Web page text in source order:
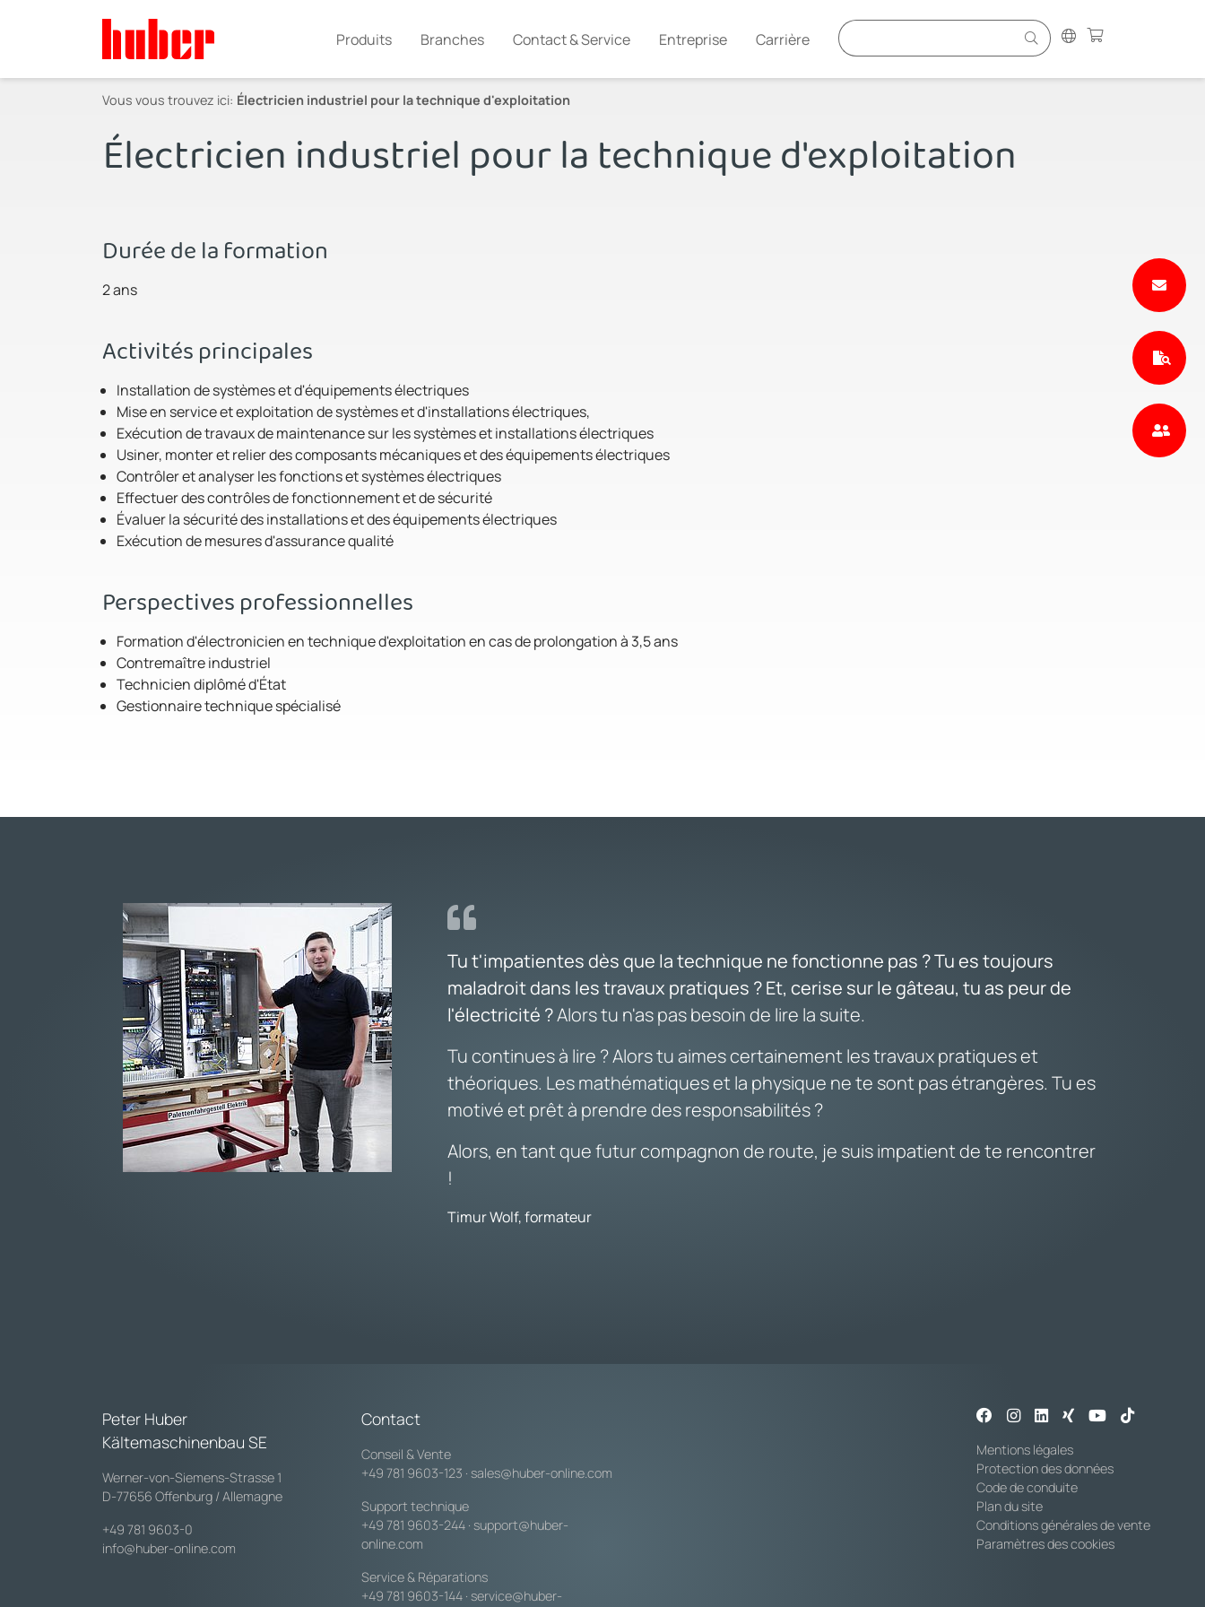
Produits Branches Contact & Service Entreprise Carrière
Vous vous trouvez ici: Électricien industriel pour la technique d'exploitation
Électricien industriel pour la technique d'exploitation
Durée de la formation
2 ans
Activités principales
Installation de systèmes et d'équipements électriques
Mise en service et exploitation de systèmes et d'installations électriques,
Exécution de travaux de maintenance sur les systèmes et installations électriques
Usiner, monter et relier des composants mécaniques et des équipements électriques
Contrôler et analyser les fonctions et systèmes électriques
Effectuer des contrôles de fonctionnement et de sécurité
Évaluer la sécurité des installations et des équipements électriques
Exécution de mesures d'assurance qualité
Perspectives professionnelles
Formation d'électronicien en technique d'exploitation en cas de prolongation à 3,5 ans
Contremaître industriel
Technicien diplômé d'État
Gestionnaire technique spécialisé
Tu t'impatientes dès que la technique ne fonctionne pas ? Tu es toujours
maladroit dans les travaux pratiques ? Et, cerise sur le gâteau, tu as peur de
l'électricité ?Alors tu n'as pas besoin de lire la suite.
Tu continues à lire ? Alors tu aimes certainement les travaux pratiques et
théoriques. Les mathématiques et la physique ne te sont pas étrangères. Tu es
motivé et prêt à prendre des responsabilités ?
Alors, en tant que futur compagnon de route, je suis impatient de te rencontrer
!
Timur Wolf, formateur
Peter Huber
Kältemaschinenbau SE
Werner-von-Siemens-Strasse 1
D-77656 Offenburg / Allemagne
+49 781 9603-0
info@huber-online.com
Contact
Conseil & Vente
+49 781 9603-123 · sales@huber-online.com
Support technique
+49 781 9603-244 · support@huber-
online.com
Service & Réparations
+49 781 9603-144 · service@huber-
Mentions légales
Protection des données
Code de conduite
Plan du site
Conditions générales de vente
Paramètres des cookies